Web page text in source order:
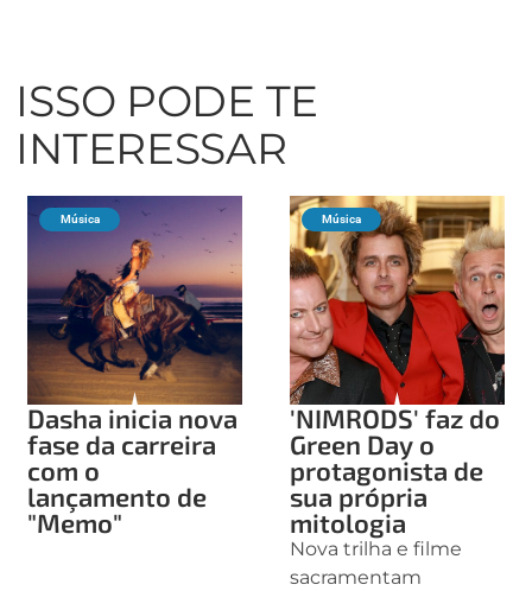
ISSO PODE TE
INTERESSAR
Música
Dasha inicia nova
fase da carreira
com o
lançamento de
"Memo"
Música
'NIMRODS' faz do
Green Day o
protagonista de
sua própria
mitologia
Nova trilha e filme
sacramentam